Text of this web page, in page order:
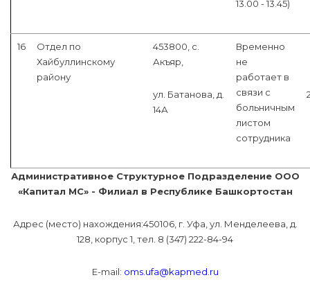
13.00 - 13.45)
16
Отдел по
Хайбуллинскому
району
453800, с.
Акъяр,
ул. Батанова, д.
14А
Временно
не
работает в
связи с
больничным
листом
сотрудника
Административное Структурное Подразделение ООО
«Капитал МС» - Филиал в Республике Башкортостан
Адрес (место) нахождения:450106, г. Уфа, ул. Менделеева, д.
128, корпус 1, тел. 8 (347) 222-84-94
Е-mail: oms.ufa@kapmed.ru